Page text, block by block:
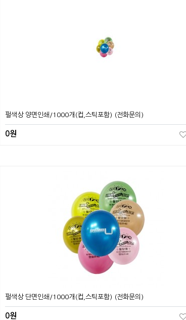
펄색상 양면인쇄/1000개(컵,스틱포함) (전화문의)
0원
펄색상 단면인쇄/1000개(컵,스틱포함) (전화문의)
0원